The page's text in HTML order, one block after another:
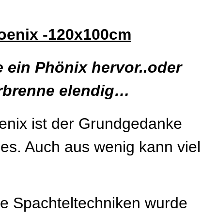
-120x100cm
ein Phönix hervor..oder
elendig…
ist der Grundgedanke
Auch aus wenig kann viel
Spachteltechniken wurde